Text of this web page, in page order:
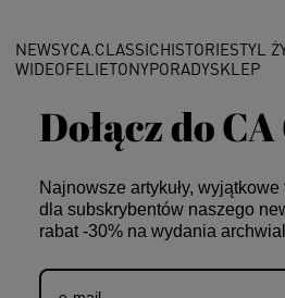
Dołącz do
Najnowsze artykuły,
dla subskrybentów naszego
rabat -30% na wydania
NEWSYCA.CLASSICHISTORIESTYL
WIDEOFELIETONYPORADYSKLEP